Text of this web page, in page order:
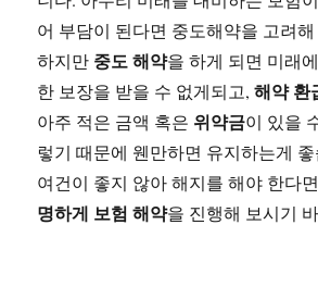
어 부담이 된다면 중도해약을 고려
하지만 중도 해약을 하게 되면 미래
한 보장을 받을 수 없게되고,해약 환
아주 적은 금액 혹은 위약금이 있을
렇기 때문에 웬만하면 유지하는게
여건이 좋지 않아 해지를 해야 한다면
명하게 보험 해약을 진행해 보시기